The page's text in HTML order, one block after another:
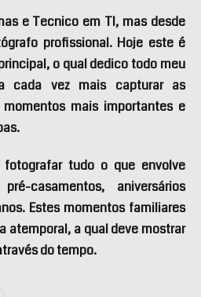
e Tecnico em TI, mas desde
profissional. Hoje este é
o qual dedico todo meu
cada vez mais capturar as
mais importantes e
fotografar tudo o que envolve
casamentos, aniversários
Estes momentos familiares
atemporal, a qual deve mostrar
do tempo.